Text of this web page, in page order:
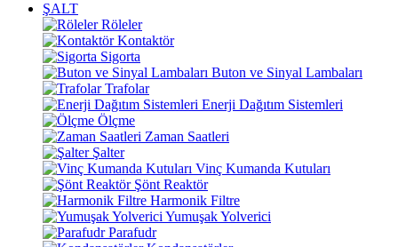
ŞALT
Röleler
Kontaktör
Sigorta
Buton ve Sinyal Lambaları
Trafolar
Enerji Dağıtım Sistemleri
Ölçme
Zaman Saatleri
Şalter
Vinç Kumanda Kutuları
Şönt Reaktör
Harmonik Filtre
Yumuşak Yolverici
Parafudr